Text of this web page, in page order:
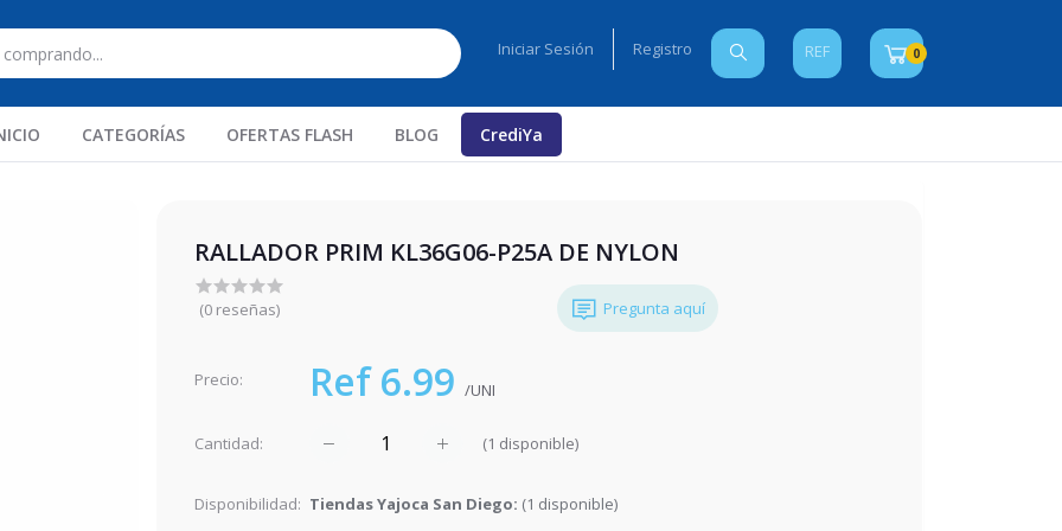
Iniciar Sesión Registro 0
REF
CATEGORÍAS OFERTAS FLASH BLOG CrediYa
RALLADOR PRIM KL36G06-P25A DE NYLON
(0 reseñas) Pregunta aquí
Precio: Ref 6.99 /UNI
Cantidad: (1 disponible)
Disponibilidad: Tiendas Yajoca San Diego: (1 disponible)